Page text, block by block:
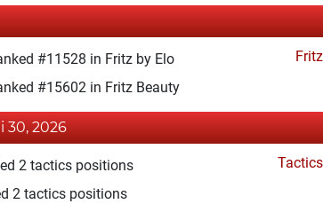
#11528 in Fritz by Elo
Fritz
#15602 in Fritz Beauty
30, 2026
2 tactics positions
Tactics
2 tactics positions